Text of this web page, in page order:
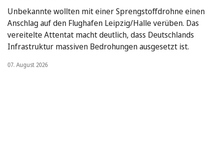
Unbekannte wollten mit einer Sprengstoffdrohne einen
Anschlag auf den Flughafen Leipzig/Halle verüben. Das
vereitelte Attentat macht deutlich, dass Deutschlands
Infrastruktur massiven Bedrohungen ausgesetzt ist.
07. August 2026